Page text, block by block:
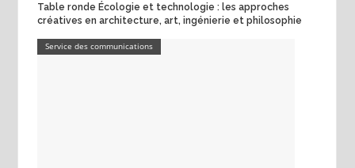
Table ronde Écologie et technologie : les approches
créatives en architecture, art, ingénierie et philosophie
Service des communications